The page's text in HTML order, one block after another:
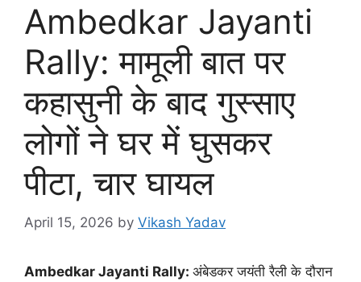
Ambedkar Jayanti
Rally: मामूली बात पर
कहासुनी के बाद गुस्साए
लोगों ने घर में घुसकर
पीटा, चार घायल
April 15, 2026 by Vikash Yadav
Ambedkar Jayanti Rally: अंबेडकर जयंती रैली के दौरान